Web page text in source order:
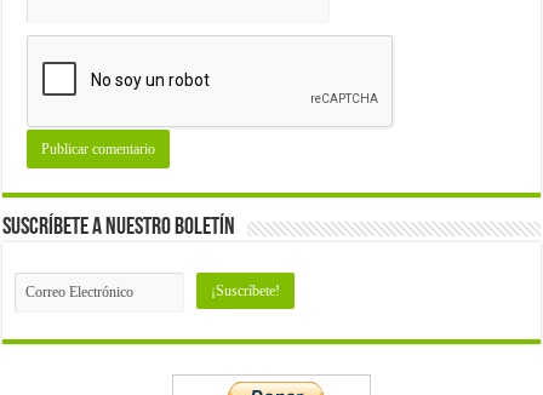
Suscríbete a nuestro Boletín